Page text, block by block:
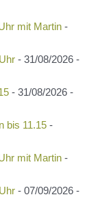
mit Martin-
- 31/08/2026 -
- 31/08/2026 -
bis 11.15-
mit Martin-
- 07/09/2026 -